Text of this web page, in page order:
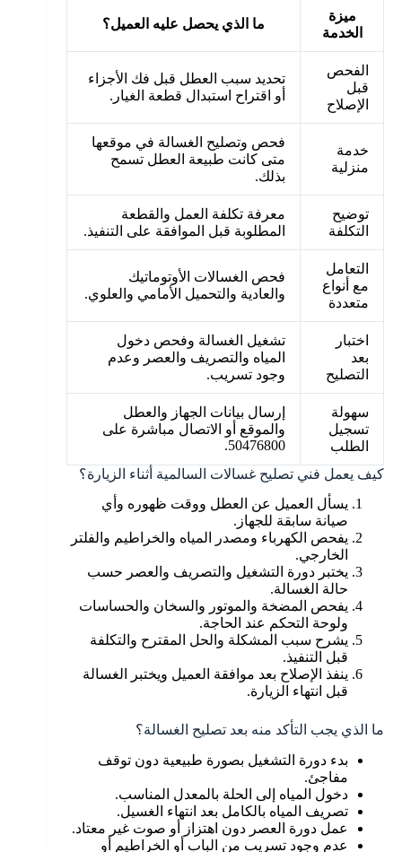
ميزة
الخدمة
ما الذي يحصل عليه العميل؟
الفحص
قبل
الإصلاح
تحديد سبب العطل قبل فك الأجزاء
أو اقتراح استبدال قطعة الغيار.
خدمة
منزلية
فحص وتصليح الغسالة في موقعها
متى كانت طبيعة العطل تسمح
بذلك.
توضيح
التكلفة
معرفة تكلفة العمل والقطعة
المطلوبة قبل الموافقة على التنفيذ.
التعامل
مع أنواع
متعددة
فحص الغسالات الأوتوماتيك
والعادية والتحميل الأمامي والعلوي.
اختبار
بعد
التصليح
تشغيل الغسالة وفحص دخول
المياه والتصريف والعصر وعدم
وجود تسريب.
سهولة
تسجيل
الطلب
إرسال بيانات الجهاز والعطل
والموقع أو الاتصال مباشرة على
50476800.
كيف يعمل فني تصليح غسالات السالمية أثناء الزيارة؟
يسأل العميل عن العطل ووقت ظهوره وأي
صيانة سابقة للجهاز.
يفحص الكهرباء ومصدر المياه والخراطيم والفلتر
الخارجي.
يختبر دورة التشغيل والتصريف والعصر حسب
حالة الغسالة.
يفحص المضخة والموتور والسخان والحساسات
ولوحة التحكم عند الحاجة.
يشرح سبب المشكلة والحل المقترح والتكلفة
قبل التنفيذ.
ينفذ الإصلاح بعد موافقة العميل ويختبر الغسالة
قبل انتهاء الزيارة.
ما الذي يجب التأكد منه بعد تصليح الغسالة؟
بدء دورة التشغيل بصورة طبيعية دون توقف
مفاجئ.
دخول المياه إلى الحلة بالمعدل المناسب.
تصريف المياه بالكامل بعد انتهاء الغسيل.
عمل دورة العصر دون اهتزاز أو صوت غير معتاد.
عدم وجود تسريب من الباب أو الخراطيم أو